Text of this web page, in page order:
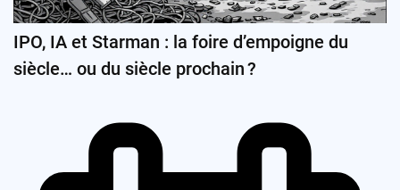
IPO, IA et Starman : la foire d’empoigne du
siècle… ou du siècle prochain ?